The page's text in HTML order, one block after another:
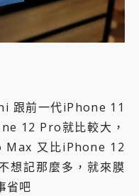
跟前一代iPhone 11
12 Pro就比較大，
Max 又比iPhone 12
想記那麼多，就來膜
省吧